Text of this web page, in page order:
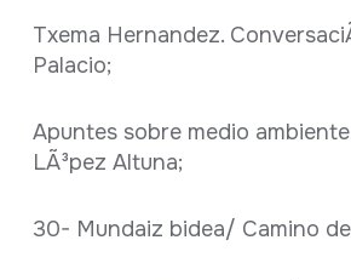
Txema Hernandez.
Palacio;
Apuntes sobre medio
LÃ³pez Altuna;
30- Mundaiz bidea/ Camino